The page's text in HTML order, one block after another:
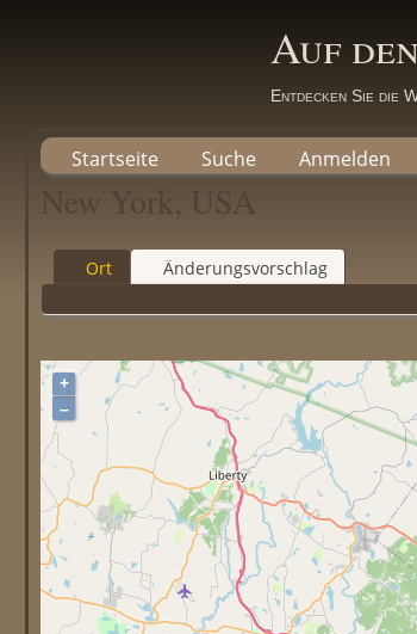
Auf
Entdecken Sie die
Startseite Suche Anmelden
New York, USA
Ort Änderungsvorschlag
+
–